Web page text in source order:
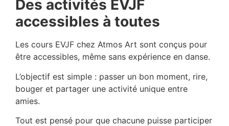
Des activités EVJF
accessibles à toutes
Les cours EVJF chez Atmos Art sont conçus pour
être accessibles, même sans expérience en danse.
L’objectif est simple : passer un bon moment, rire,
bouger et partager une activité unique entre
amies.
Tout est pensé pour que chacune puisse participer